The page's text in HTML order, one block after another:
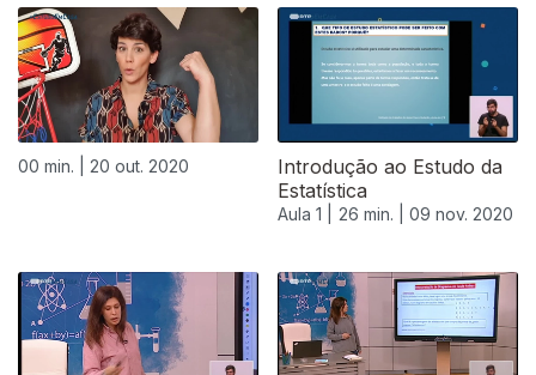
00 min. | 20 out. 2020
Introdução ao Estudo da
Estatística
Aula 1 | 26 min. | 09 nov. 2020